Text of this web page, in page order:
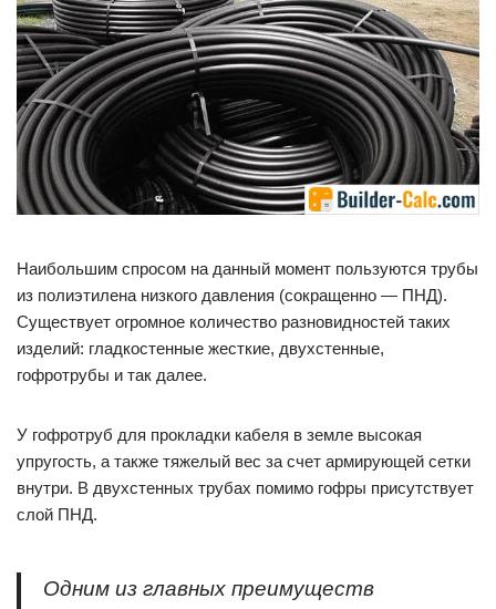
Наибольшим спросом на данный момент пользуются трубы
из полиэтилена низкого давления (сокращенно — ПНД).
Существует огромное количество разновидностей таких
изделий: гладкостенные жесткие, двухстенные,
гофротрубы и так далее.
У гофротруб для прокладки кабеля в земле высокая
упругость, а также тяжелый вес за счет армирующей сетки
внутри. В двухстенных трубах помимо гофры присутствует
слой ПНД.
Одним из главных преимуществ